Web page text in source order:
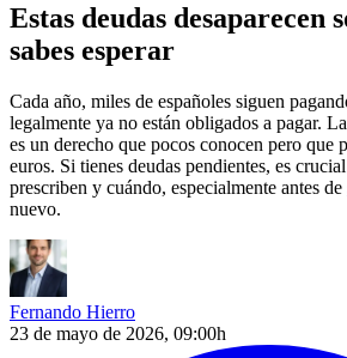
Estas deudas desaparecen
sabes esperar
Cada año, miles de españoles siguen
legalmente ya no están obligados a pagar.
es un derecho que pocos conocen pero que
euros. Si tienes deudas pendientes, es
prescriben y cuándo, especialmente antes de
nuevo.
Fernando Hierro
23 de mayo de 2026, 09:00h